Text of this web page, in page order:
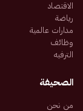
الاقتصاد
رياضة
مدارات عالمية
وظائف
الترفيه
الصحيفة
من نحن